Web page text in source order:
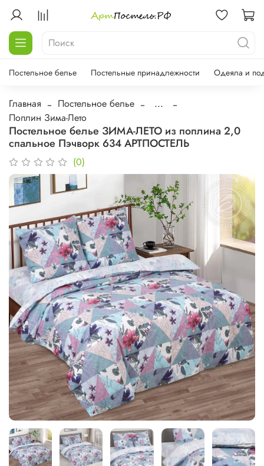
Постельное белье Постельные принадлежности Одеяла и
Главная Постельное белье
...
Поплин Зима-Лето
Постельное белье ЗИМА-ЛЕТО из поплина 2,0
спальное Пэчворк 634 АРТПОСТЕЛЬ
(0)